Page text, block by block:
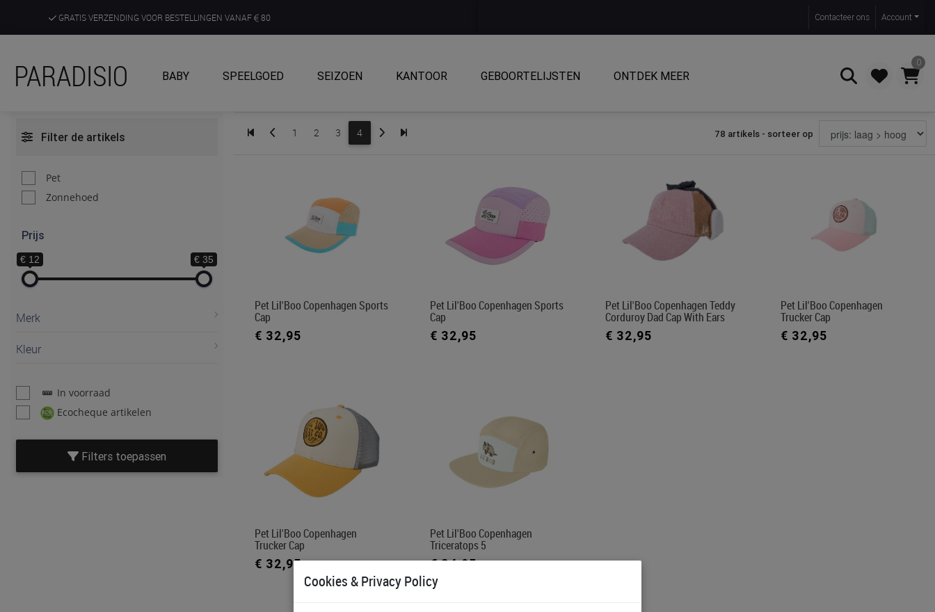
GRATIS VERZENDING VOOR BESTELLINGEN VANAF 80
ONTDEK, BELEEF EN KRIJG ADVIES IN ONZE WINKELS
Contacteer ons Account
PARADISIO BABY SPEELGOED SEIZOEN KANTOOR GEBOORTELIJSTEN ONTDEK MEER
0
Zoeken
Filter de artikels
Pet
Zonnehoed
Prijs
€ 12 € 35
Merk
Kleur
In voorraad
Ecocheque artikelen
Filters toepassen
1 2 3 4 78 artikels - sorteer op
Pet Lil'Boo Copenhagen Sports
Cap
€ 32,95
Pet Lil'Boo Copenhagen Sports
Cap
€ 32,95
Pet Lil'Boo Copenhagen Teddy
Corduroy Dad Cap With Ears
€ 32,95
Pet Lil'Boo Copenhagen
Trucker Cap
€ 32,95
Pet Lil'Boo Copenhagen
Trucker Cap
€ 32,95
Pet Lil'Boo Copenhagen
Triceratops 5
€ 34,95
Cookies & Privacy Policy